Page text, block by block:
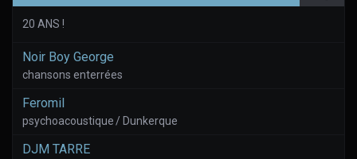
20 ANS !
Noir Boy George
chansons enterrées
Feromil
psychoacoustique / Dunkerque
DJM TARRE